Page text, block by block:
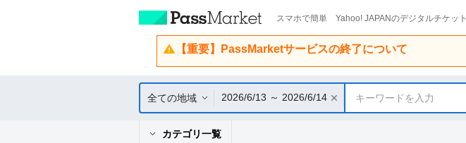
スマホで簡単 Yahoo! JAPANのデジタルチケット
【重要】PassMarketサービスの終了について
全ての地域 2026/6/13 ～ 2026/6/14 キーワードを入力
カテゴリ一覧